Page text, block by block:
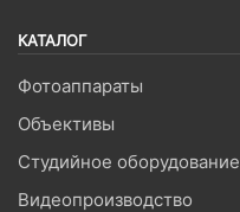
КАТАЛОГ
Фотоаппараты
Объективы
Студийное оборудование
Видеопроизводство